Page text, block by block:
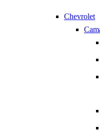
Chevrolet